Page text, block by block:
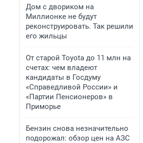
Дом с двориком на
Миллионке не будут
реконструировать. Так решили
его жильцы
От старой Toyota до 11 млн на
счетах: чем владеют
кандидаты в Госдуму
«Справедливой России» и
«Партии Пенсионеров» в
Приморье
Бензин снова незначительно
подорожал: обзор цен на АЗС